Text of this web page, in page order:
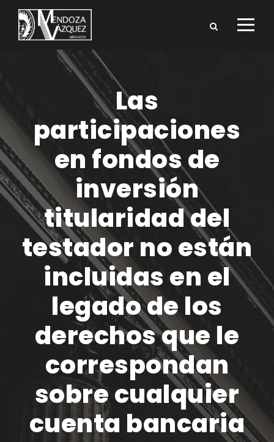
Las
participaciones
en fondos de
inversión
titularidad del
testador no están
incluidas en el
legado de los
derechos que le
correspondan
sobre cualquier
cuenta bancaria